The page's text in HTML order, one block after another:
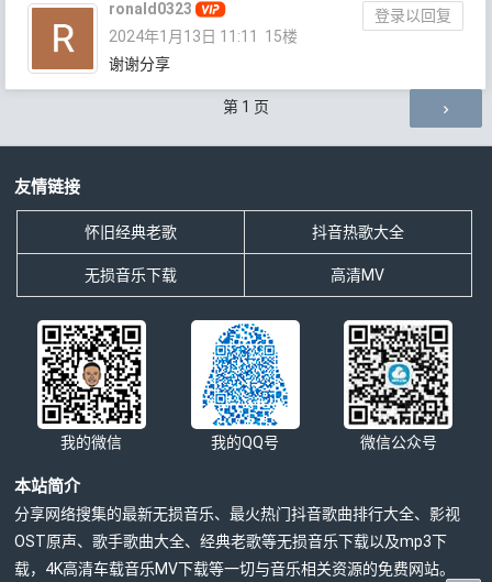
ronald0323
登录以回复
2024年1月13日 11:11
15楼
谢谢分享
第 1 页
友情链接
怀旧经典老歌 抖音热歌大全
无损音乐下载 高清MV
我的微信 我的QQ号 微信公众号
本站简介
分享网络搜集的最新无损音乐、最火热门抖音歌曲排行大全、影视
OST原声、歌手歌曲大全、经典老歌等无损音乐下载以及mp3下
载，4K高清车载音乐MV下载等一切与音乐相关资源的免费网站。